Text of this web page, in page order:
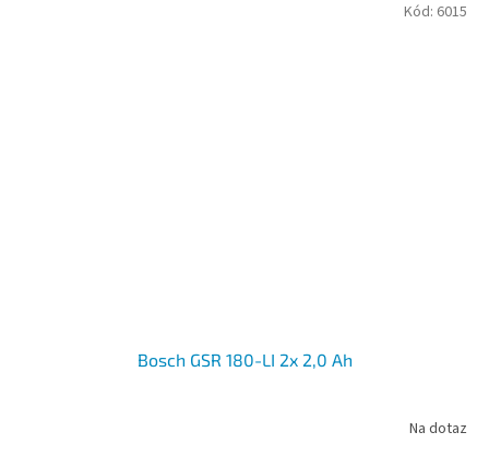
Bosch GSR 180-LI 2x 2,0 Ah
Na dotaz
Kód: 6015